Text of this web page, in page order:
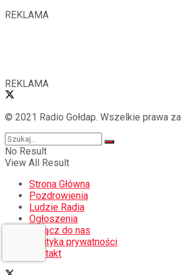
REKLAMA
REKLAMA
© 2021 Radio Gołdap. Wszelkie prawa
No Result
View All Result
Strona Główna
Pozdrowienia
Ludzie Radia
Ogłoszenia
Dołącz do nas
Polityka prywatności
Kontakt